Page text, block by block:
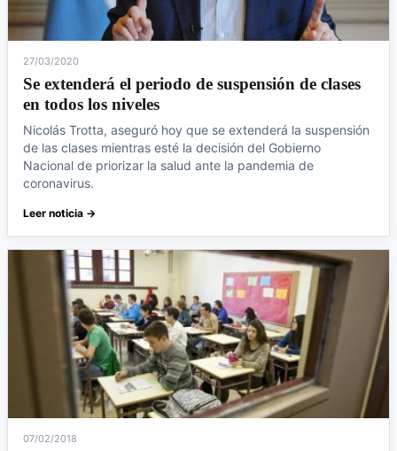
27/03/2020
Se extenderá el periodo de suspensión de clases
en todos los niveles
Nicolás Trotta, aseguró hoy que se extenderá la suspensión
de las clases mientras esté la decisión del Gobierno
Nacional de priorizar la salud ante la pandemia de
coronavirus.
Leer noticia →
07/02/2018